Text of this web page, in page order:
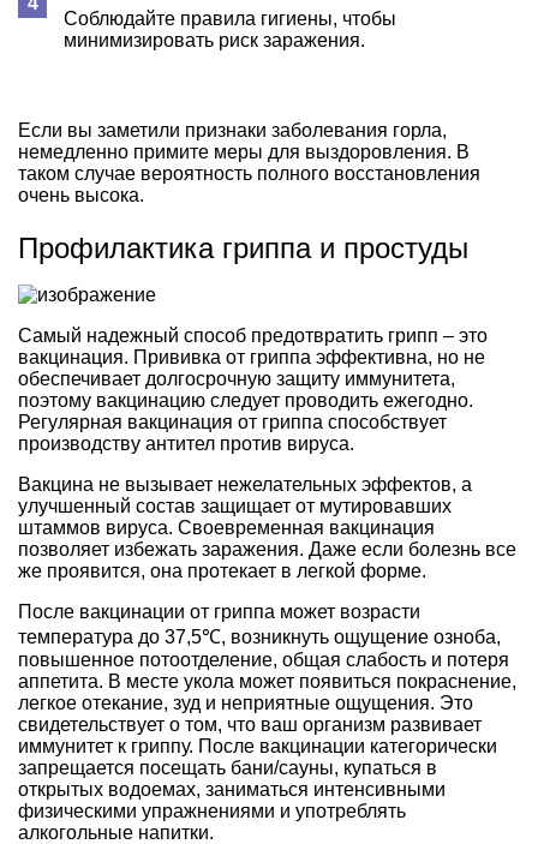
Соблюдайте правила гигиены, чтобы
минимизировать риск заражения.
Если вы заметили признаки заболевания горла,
немедленно примите меры для выздоровления. В
таком случае вероятность полного восстановления
очень высока.
Профилактика гриппа и простуды
Самый надежный способ предотвратить грипп – это
вакцинация. Прививка от гриппа эффективна, но не
обеспечивает долгосрочную защиту иммунитета,
поэтому вакцинацию следует проводить ежегодно.
Регулярная вакцинация от гриппа способствует
производству антител против вируса.
Вакцина не вызывает нежелательных эффектов, а
улучшенный состав защищает от мутировавших
штаммов вируса. Своевременная вакцинация
позволяет избежать заражения. Даже если болезнь все
же проявится, она протекает в легкой форме.
После вакцинации от гриппа может возрасти
температура до 37,5℃, возникнуть ощущение озноба,
повышенное потоотделение, общая слабость и потеря
аппетита. В месте укола может появиться покраснение,
легкое отекание, зуд и неприятные ощущения. Это
свидетельствует о том, что ваш организм развивает
иммунитет к гриппу. После вакцинации категорически
запрещается посещать бани/сауны, купаться в
открытых водоемах, заниматься интенсивными
физическими упражнениями и употреблять
алкогольные напитки.